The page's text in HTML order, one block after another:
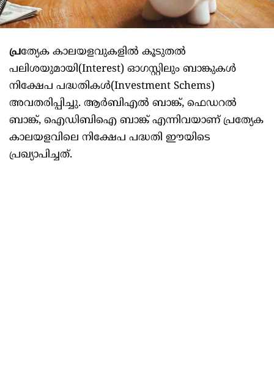
പ്രത്യേക കാലയളവുകളിൽ കൂടുതൽ
പലിശയുമായി(Interest) ഓഗസ്റ്റിലും ബാങ്കുകൾ
നിക്ഷേപ പദ്ധതികൾ(Investment Schems)
അവതരിപ്പിച്ചു. ആർബിഎൽ ബാങ്ക്, ഫെഡറൽ
ബാങ്ക്, ഐഡിബിഐ ബാങ്ക് എന്നിവയാണ് പ്രത്യേക
കാലയളവിലെ നിക്ഷേപ പദ്ധതി ഈയിടെ
പ്രഖ്യാപിച്ചത്.